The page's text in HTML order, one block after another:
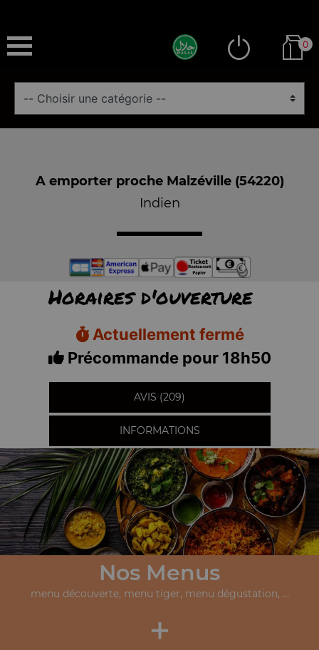
0
A emporter proche Malzéville (54220)
Indien
Horaires d'ouverture
Actuellement fermé
Précommande pour 18h50
AVIS (209)
INFORMATIONS
Nos Menus
menu découverte, menu tiger, menu dégustation, ...
+